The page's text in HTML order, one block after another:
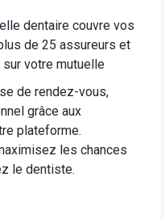
dentaire couvre vos
de 25 assureurs et
votre mutuelle
de rendez-vous,
grâce aux
plateforme.
les chances
le dentiste.